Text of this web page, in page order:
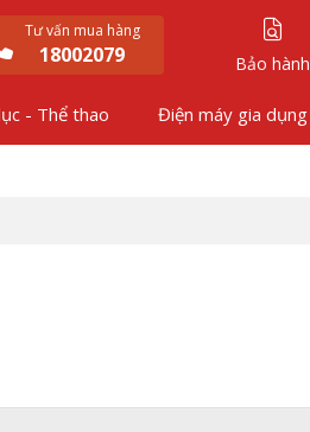
Tư vấn mua hàng
18002079 Bảo hành
- Thể thao Điện máy gia dụng